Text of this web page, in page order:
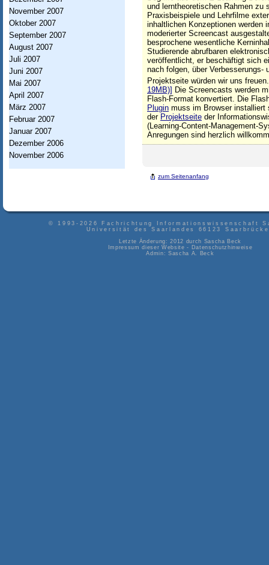
o
n
s
w
i
s
s
e
n
s
a
November 2007
Oktober 2007
September 2007
August 2007
Juli 2007
Juni 2007
Mai 2007
April 2007
März 2007
Februar 2007
Januar 2007
Dezember 2006
November 2006
und lerntheoretischen Rahmen zu
Praxisbeispiele und Lehrfilme
inhaltlichen Konzeptionen werden
moderierter Screencast
besprochene wesentliche
Studierende abrufbaren
veröffentlicht, er beschäftigt sich
nach folgen, über Verbesserungs-
Projektseite würden wir uns
19MB)] Die Screencasts werden
Flash-Format konvertiert. Die
Plugin muss im Browser installiert
der Projektseite der
(Learning-Content-Management-
Anregungen sind herzlich
zum Seitenanfang
© 1993-2026 Fachrichtung Informationswissenschaft
Universität des Saarlandes
66123
Letzte Änderung: 2012 durch Sascha Beck
Impressum dieser Website - Datenschutzhinweise
Admin:Sascha A. Beck